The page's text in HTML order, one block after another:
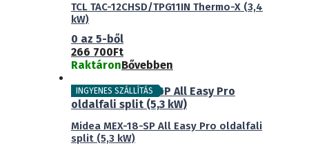
TCL TAC-12CHSD/TPG11IN Thermo-X (3,4
kW)
0 az 5-ből
266 700Ft
RaktáronBővebben
INGYENES SZÁLLÍTÁS
Midea MEX-18-SP All Easy Pro oldalfali
split (5,3 kW)